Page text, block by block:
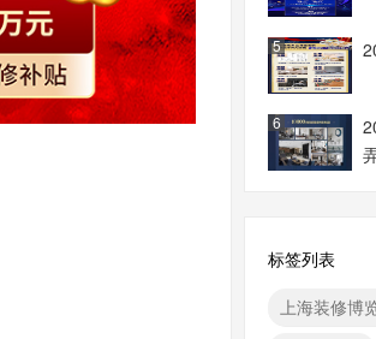
5
6
标签列表
上海装修博